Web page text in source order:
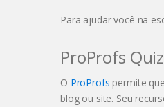
Para ajudar você na
ProProfs
O ProProfs permite
blog ou site. Seu